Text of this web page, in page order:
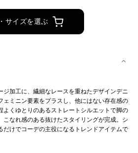
サイズを選ぶ
ジ加工に、繊細なレースを重ねたデザインデニ
ェミニン要素をプラスし、他にはない存在感の
よくゆとりのあるストレートシルエットで脚の
こなれ感のある抜けたスタイリングが完成。シ
だけでコーデの主役になるトレンドアイテムで